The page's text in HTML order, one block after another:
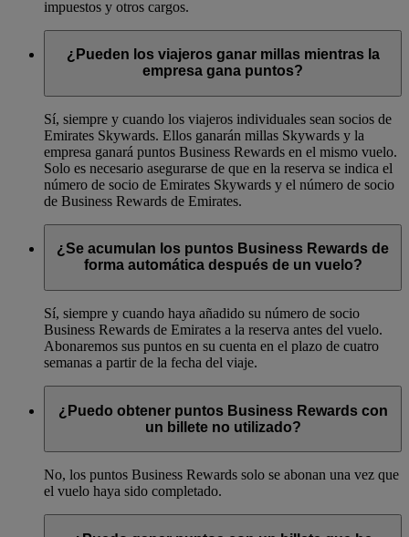
impuestos y otros cargos.
¿Pueden los viajeros ganar millas mientras la
empresa gana puntos?
Sí, siempre y cuando los viajeros individuales sean socios de
Emirates Skywards. Ellos ganarán millas Skywards y la
empresa ganará puntos Business Rewards en el mismo vuelo.
Solo es necesario asegurarse de que en la reserva se indica el
número de socio de Emirates Skywards y el número de socio
de Business Rewards de Emirates.
¿Se acumulan los puntos Business Rewards de
forma automática después de un vuelo?
Sí, siempre y cuando haya añadido su número de socio
Business Rewards de Emirates a la reserva antes del vuelo.
Abonaremos sus puntos en su cuenta en el plazo de cuatro
semanas a partir de la fecha del viaje.
¿Puedo obtener puntos Business Rewards con
un billete no utilizado?
No, los puntos Business Rewards solo se abonan una vez que
el vuelo haya sido completado.